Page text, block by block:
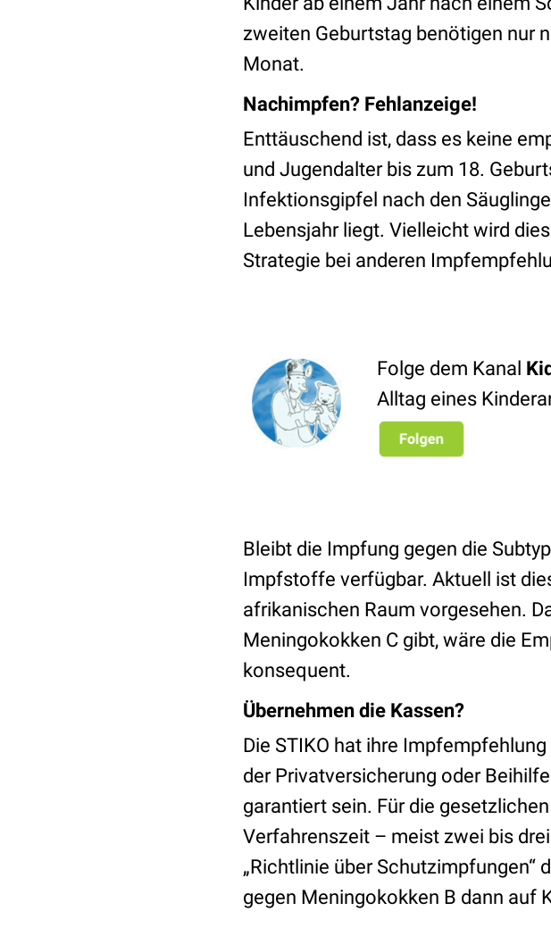
zweiten Geburtstag benötigen nur
Monat.
Nachimpfen? Fehlanzeige!
Enttäuschend ist, dass es keine
und Jugendalter bis zum 18.
Infektionsgipfel nach den
Lebensjahr liegt. Vielleicht wird
Strategie bei anderen
Folge dem Kanal
Alltag eines
Bleibt die Impfung gegen die
Impfstoffe verfügbar. Aktuell ist
afrikanischen Raum vorgesehen.
Meningokokken C gibt, wäre die
konsequent.
Übernehmen die Kassen?
Die STIKO hat ihre
der Privatversicherung oder
garantiert sein. Für die
Verfahrenszeit – meist zwei bis
„Richtlinie über Schutzimpfungen“
gegen Meningokokken B dann auf